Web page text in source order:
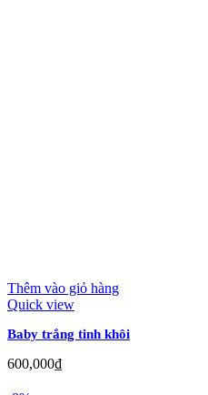
Thêm vào giỏ hàng
Quick view
Baby trắng tinh khôi
600,000₫